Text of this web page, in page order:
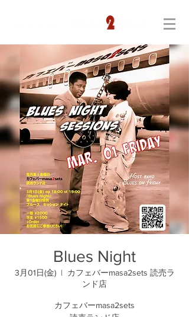
Blues Night
3月01日(金)
  |
カフェバーmasa2sets 読売ラ
ンド店
カフェバーmasa2sets